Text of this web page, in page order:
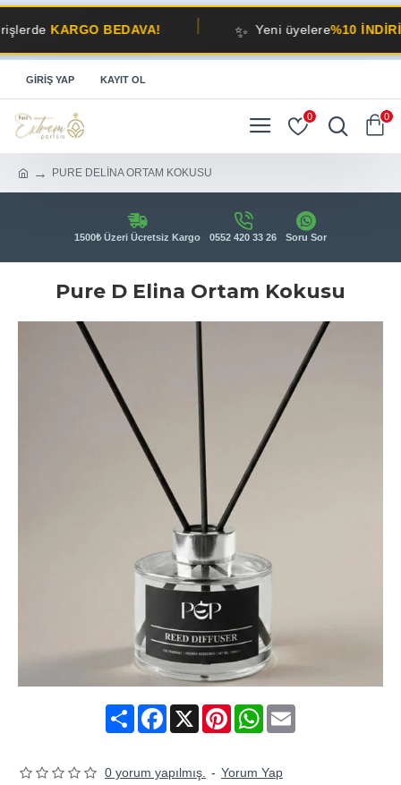
KARGO BEDAVA! Yeni üyelere %10 İNDİRİM!
GIRIŞ YAP KAYIT OL
0 0
PURE DELİNA ORTAM KOKUSU
1500₺ Üzeri Ücretsiz Kargo 0552 420 33 26 Soru Sor
Pure D Elina Ortam Kokusu
ShareFacebook
X PinterestWhatsApp
Email
0 yorum yapılmış. - Yorum Yap